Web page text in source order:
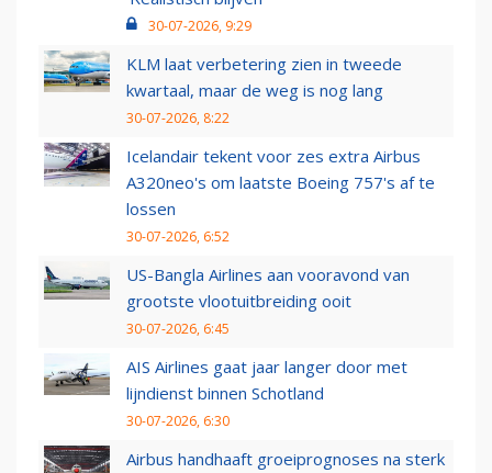
30-07-2026, 9:29
KLM laat verbetering zien in tweede
kwartaal, maar de weg is nog lang
30-07-2026, 8:22
Icelandair tekent voor zes extra Airbus
A320neo's om laatste Boeing 757's af te
lossen
30-07-2026, 6:52
US-Bangla Airlines aan vooravond van
grootste vlootuitbreiding ooit
30-07-2026, 6:45
AIS Airlines gaat jaar langer door met
lijndienst binnen Schotland
30-07-2026, 6:30
Airbus handhaaft groeiprognoses na sterk